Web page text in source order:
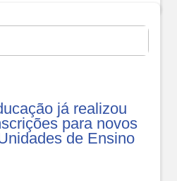
já realizou
para novos
de Ensino